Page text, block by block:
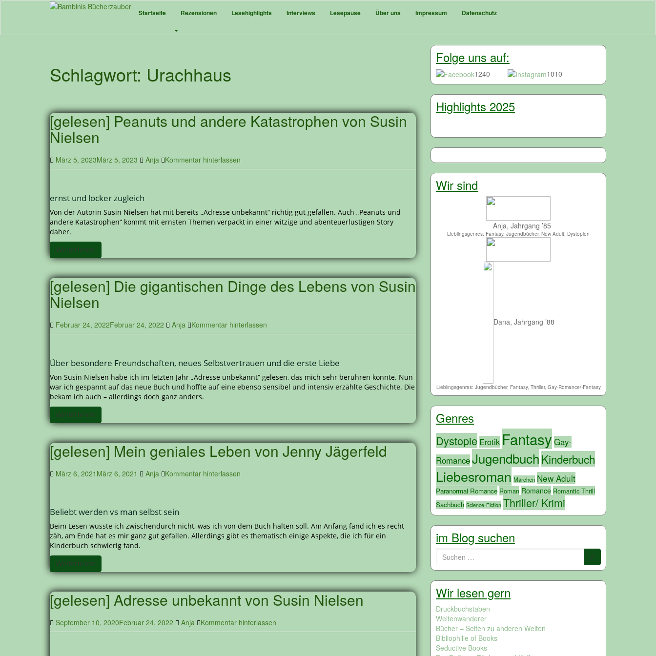
Skip
content
Startseite Rezensionen Lesehighlights Interviews Lesepause Über uns Impressum Datenschutz
Schlagwort: Urachhaus
[gelesen] Peanuts und andere Katastrophen von Susin
Nielsen
März 5, 2023März 5, 2023 Anja Kommentar hinterlassen
ernst und locker zugleich
Von der Autorin Susin Nielsen hat mit bereits „Adresse unbekannt“ richtig gut gefallen. Auch „Peanuts und
andere Katastrophen“ kommt mit ernsten Themen verpackt in einer witzige und abenteuerlustigen Story
daher.
Weiterlesen
[gelesen] Die gigantischen Dinge des Lebens von Susin
Nielsen
Februar 24, 2022Februar 24, 2022 Anja Kommentar hinterlassen
Über besondere Freundschaften, neues Selbstvertrauen und die erste Liebe
Von Susin Nielsen habe ich im letzten Jahr „Adresse unbekannt“ gelesen, das mich sehr berühren konnte. Nun
war ich gespannt auf das neue Buch und hoffte auf eine ebenso sensibel und intensiv erzählte Geschichte. Die
bekam ich auch – allerdings doch ganz anders.
Weiterlesen
[gelesen] Mein geniales Leben von Jenny Jägerfeld
März 6, 2021 März 6, 2021 Anja Kommentar hinterlassen
Beliebt werden vs man selbst sein
Beim Lesen wusste ich zwischendurch nicht, was ich von dem Buch halten soll. Am Anfang fand ich es recht
zäh, am Ende hat es mir ganz gut gefallen. Allerdings gibt es thematisch einige Aspekte, die ich für ein
Kinderbuch schwierig fand.
Weiterlesen
[gelesen] Adresse unbekannt von Susin Nielsen
September 10, 2020Februar 24, 2022 Anja Kommentar hinterlassen
Folge uns auf:
1240 1010
Highlights 2025
Wir sind
Anja, Jahrgang ’85
Lieblingsgenres: Fantasy, Jugendbücher, New Adult, Dystopien
Dana, Jahrgang ’88
Lieblingsgenres: Jugendbücher, Fantasy, Thriller, Gay-Romance/-Fantasy
Genres
Dystopie Erotik Fantasy Gay-
RomanceJugendbuchKinderbuch
Liebesroman Märchen New Adult
Paranormal Romance Roman Romance Romantic Thrill
Sachbuch Science-Fiction Thriller/ Krimi
im Blog suchen
Suchen
nach:
Wir lesen gern
Druckbuchstaben
Weltenwanderer
Bücher – Seiten zu anderen Welten
Bibliophilie of Books
Seductive Books